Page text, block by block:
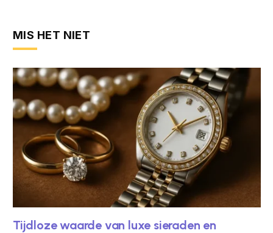
MIS HET NIET
Tijdloze waarde van luxe sieraden en